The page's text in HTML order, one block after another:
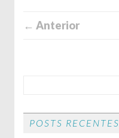
← Anterior
POSTS RECENTES